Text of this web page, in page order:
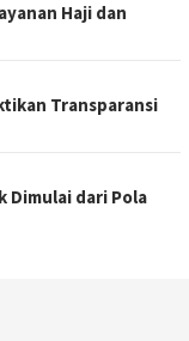
Haji dan
Transparansi
Dimulai dari Pola